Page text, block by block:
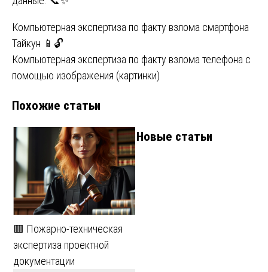
Навигация
по
записям
Компьютерная экспертиза по факту взлома смартфона
Тайкун 📱🔓
Компьютерная экспертиза по факту взлома телефона с
помощью изображения (картинки)
Похожие статьи
🟥 Пожарно-техническая
экспертиза проектной
документации
Новые статьи